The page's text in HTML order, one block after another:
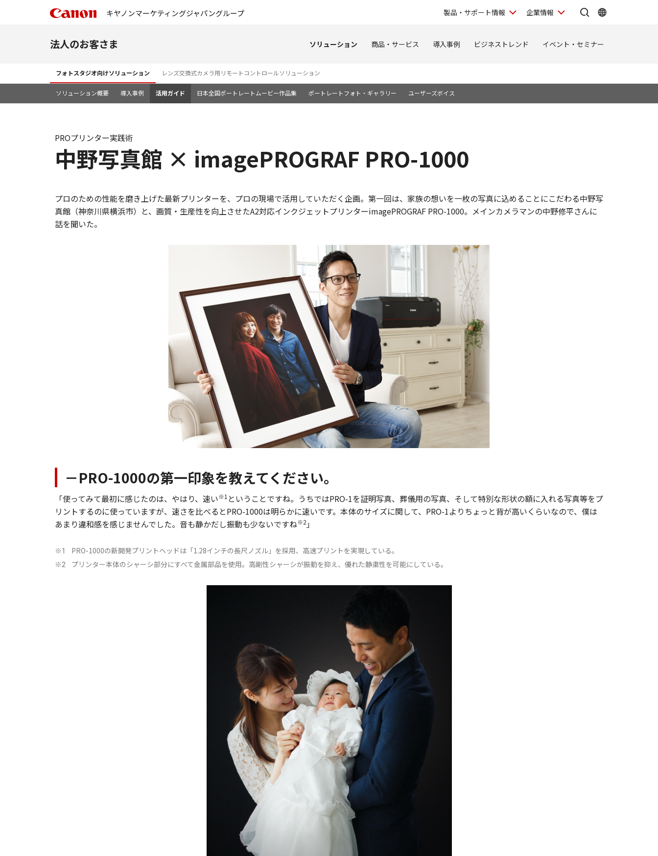
キヤノンマーケティングジャパングループ 製品・サポート情報 企業情報
法人のお客さま ソリューション 商品・サービス 導入事例 ビジネストレンド イベント・セミナー
フォトスタジオ向けソリューション レンズ交換式カメラ用リモートコントロールソリューション
ソリューション概要 導入事例 活用ガイド 日本全国ポートレートムービー作品集 ポートレートフォト・ギャラリー ユーザーズボイス
中野写真館 × imagePROGRAF PRO-1000
PROプリンター実践術
プロのための性能を磨き上げた最新プリンターを、プロの現場で活用していただく企画。第一回は、家族の想いを一枚の写真に込めることにこだわる中野写
真館（神奈川県横浜市）と、画質・生産性を向上させたA2対応インクジェットプリンターimagePROGRAF PRO-1000。メインカメラマンの中野修平さんに
話を聞いた。
－PRO-1000の第一印象を教えてください。
「使ってみて最初に感じたのは、やはり、速い※1 ということですね。うちではPRO-1を証明写真、葬儀用の写真、そして特別な形状の額に入れる写真等をプ
リントするのに使っていますが、速さを比べるとPRO-1000は明らかに速いです。本体のサイズに関して、PRO-1よりちょっと背が高いくらいなので、僕は
あまり違和感を感じませんでした。音も静かだし振動も少ないですね※2」
※1 PRO-1000の新開発プリントヘッドは「1.28インチの長尺ノズル」を採用、高速プリントを実現している。
※2 プリンター本体のシャーシ部分にすべて金属部品を使用。高剛性シャーシが振動を抑え、優れた静粛性を可能にしている。